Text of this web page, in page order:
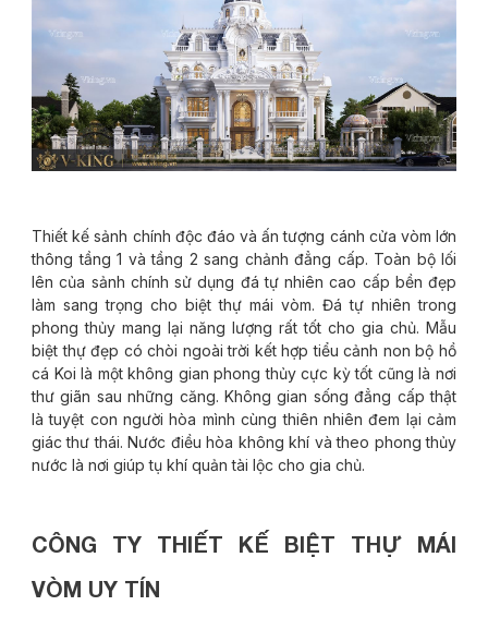
Thiết kế sảnh chính độc đáo và ấn tượng cánh cửa vòm lớn
thông tầng 1 và tầng 2 sang chảnh đẳng cấp. Toàn bộ lối
lên của sảnh chính sử dụng đá tự nhiên cao cấp bền đẹp
làm sang trọng cho biệt thự mái vòm. Đá tự nhiên trong
phong thủy mang lại năng lượng rất tốt cho gia chủ. Mẫu
biệt thự đẹp có chòi ngoài trời kết hợp tiểu cảnh non bộ hồ
cá Koi là một không gian phong thủy cực kỳ tốt cũng là nơi
thư giãn sau những căng. Không gian sống đẳng cấp thật
là tuyệt con người hòa mình cùng thiên nhiên đem lại cảm
giác thư thái. Nước điều hòa không khí và theo phong thủy
nước là nơi giúp tụ khí quản tài lộc cho gia chủ.
CÔNG TY THIẾT KẾ BIỆT THỰ MÁI
VÒM UY TÍN